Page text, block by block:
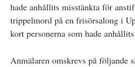
Pressbilder
Så behandlar vi dina
hade anhållits misstänkta för
trippelmord på en frisörsalong i
kort personerna som hade
Anmälaren omskrevs på följande